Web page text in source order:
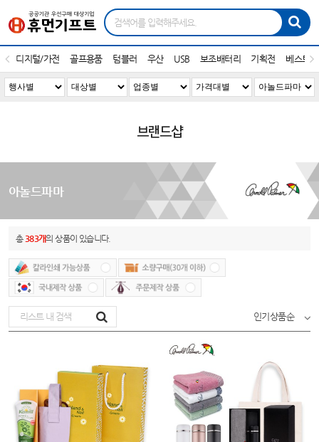
디지털/가전 골프용품 텀블러 우산 USB 보조배터리 기획전 베스트
브랜드샵
아놀드파마
총 383개의 상품이 있습니다.
인기상품순